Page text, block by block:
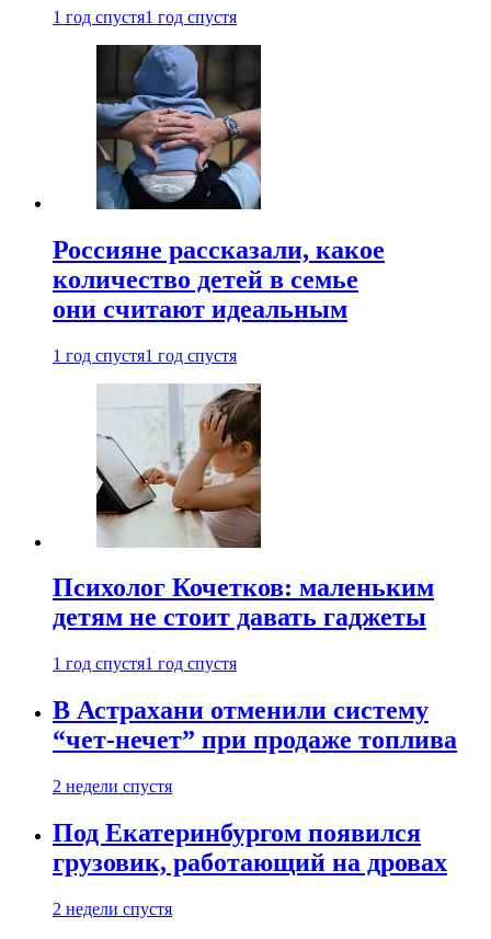
1 год спустя1 год спустя
Россияне рассказали, какое
количество детей в семье
они считают идеальным
1 год спустя1 год спустя
Психолог Кочетков: маленьким
детям не стоит давать гаджеты
1 год спустя1 год спустя
В Астрахани отменили систему
“чет-нечет” при продаже топлива
2 недели спустя
Под Екатеринбургом появился
грузовик, работающий на дровах
2 недели спустя